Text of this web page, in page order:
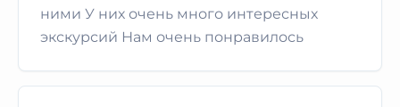
ними У них очень много интересных
экскурсий Нам очень понравилось